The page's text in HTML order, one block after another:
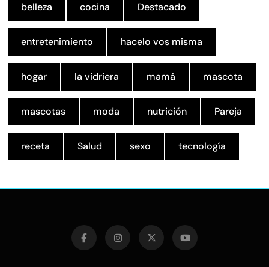
belleza cocina Destacado
entretenimiento hacelo vos misma
hogar la vidriera mamá mascota
mascotas moda nutrición Pareja
receta Salud sexo tecnología